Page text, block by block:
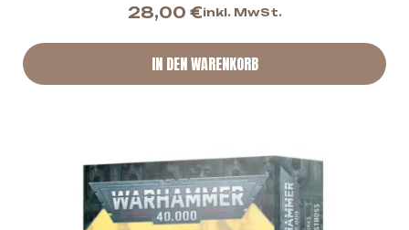
28,00 €inkl. MwSt.
IN DEN WARENKORB